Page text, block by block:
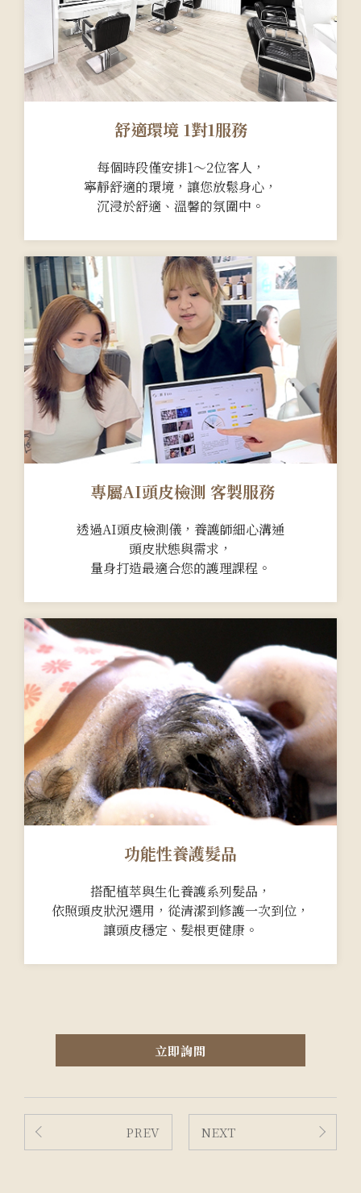
舒適環境 1對1服務
每個時段僅安排1～2位客人，
寧靜舒適的環境，讓您放鬆身心，
沉浸於舒適、溫馨的氛圍中。
專屬AI頭皮檢測 客製服務
透過AI頭皮檢測儀，養護師細心溝通
頭皮狀態與需求，
量身打造最適合您的護理課程。
功能性養護髮品
搭配植萃與生化養護系列髮品，
依照頭皮狀況選用，從清潔到修護一次到位，
讓頭皮穩定、髮根更健康。
立即詢問
PREV NEXT